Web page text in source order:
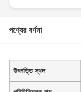
পণ্যের বর্ণনা
উৎপত্তি স্থল